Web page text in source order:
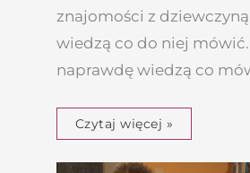
znajomości z
wiedzą co do niej mówić.
naprawdę wiedzą co
Czytaj więcej »